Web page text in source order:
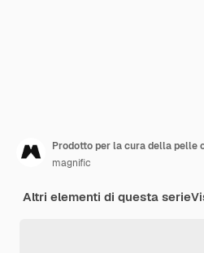
Prodotto per la cura della pelle
magnific
Altri elementi di questa serie